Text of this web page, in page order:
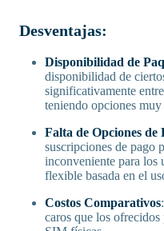
Desventajas:
Disponibilidad de
disponibilidad de
significativamente
teniendo opciones
Falta de Opciones de
suscripciones de pago
inconveniente para los
flexible basada en el
Costos Comparativos
caros que los